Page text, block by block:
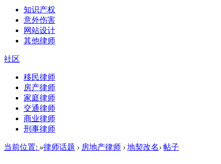
知识产权
意外伤害
网站设计
其他律师
社区
移民律师
房产律师
家庭律师
交通律师
商业律师
刑事律师
当前位置: »律师话题 › 房地产律师 › 地契改名› 帖子